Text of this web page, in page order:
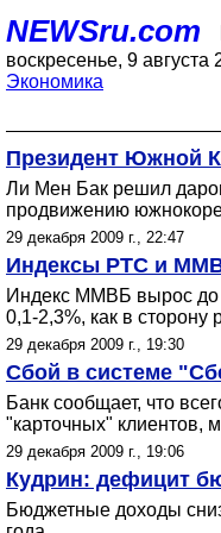
NEWSru.com
воскресенье, 9 августа
Экономика
Президент Южной
Ли Мен Бак решил
продвижению
29 декабря 2009 г., 22:47
Индексы РТС и
Индекс ММВБ вырос до
0,1-2,3%, как в сторону
29 декабря 2009 г., 19:30
Сбой в системе
Банк сообщает, что
"карточных" клиентов,
29 декабря 2009 г., 19:06
Кудрин: дефицит
Бюджетные доходы